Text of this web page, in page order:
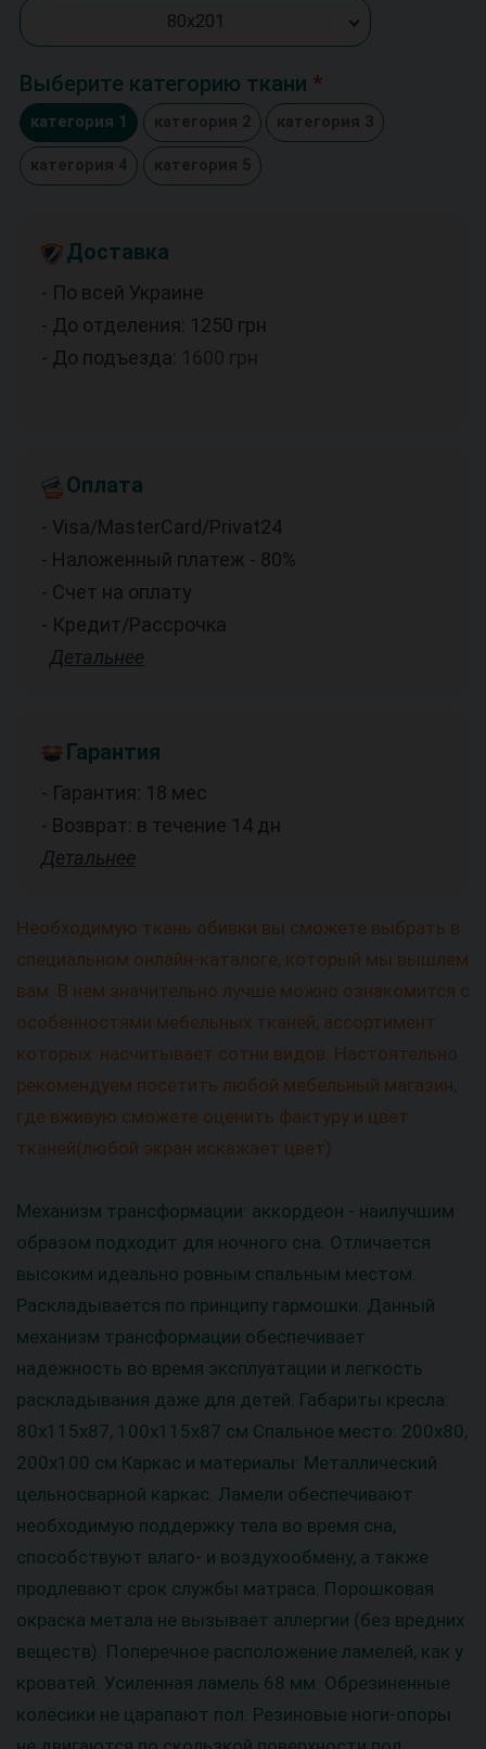
80х201
Выберите категорию ткани
категория 1 категория 2 категория 3
категория 4 категория 5
Доставка
- По всей Украине
- До отделения: 1250 грн
- До подъезда:
1600 грн
Оплата
- Visa/MasterCard/Privat24
- Наложенный платеж - 80%
- Счет на оплату
- Кредит/Рассрочка
Детальнее
Гарантия
- Гарантия: 18 мес
- Возврат: в течение 14 дн
Детальнее
Необходимую ткань обивки вы сможете выбрать в
специальном онлайн-каталоге, который мы вышлем
вам. В нем значительно лучше можно ознакомится с
особенностями мебельных тканей, ассортимент
которых насчитывает сотни видов. Настоятельно
рекомендуем посетить любой мебельный магазин,
где вживую сможете оценить фактуру и цвет
тканей(любой экран искажает цвет)
Механизм трансформации: аккордеон - наилучшим
образом подходит для ночного сна. Отличается
высоким идеально ровным спальным местом.
Раскладывается по принципу гармошки. Данный
механизм трансформации обеспечивает
надежность во время эксплуатации и легкость
раскладывания даже для детей. Габариты кресла:
80х115х87, 100х115х87 см Cпальное место: 200х80,
200х100 см Каркас и материалы: Металлический
цельносварной каркас. Ламели обеспечивают
необходимую поддержку тела во время сна,
способствуют влаго- и воздухообмену, а также
продлевают срок службы матраса. Порошковая
окраска метала не вызывает аллергии (без вредних
веществ). Поперечное расположение ламелей, как у
кроватей. Усиленная ламель 68 мм. Обрезиненные
колёсики не царапают пол. Резиновые ноги-опоры